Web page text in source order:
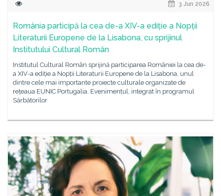
3 Jun 2026
România participă la cea de-a XIV-a ediție a Nopții
Literaturii Europene de la Lisabona, cu sprijinul
Institutului Cultural Român
Institutul Cultural Român sprijină participarea României la cea de-
a XIV-a ediție a Nopții Literaturii Europene de la Lisabona, unul
dintre cele mai importante proiecte culturale organizate de
rețeaua EUNIC Portugalia. Evenimentul, integrat în programul
Sărbătorilor